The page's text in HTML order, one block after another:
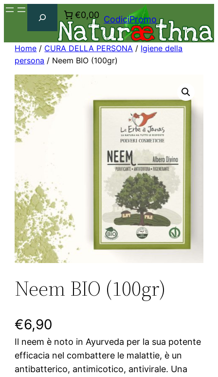
€0,00 CodiciPromo
Home / CURA DELLA PERSONA / Igiene della
persona / Neem BIO (100gr)
Neem BIO (100gr)
€6,90
Il neem è noto in Ayurveda per la sua potente
efficacia nel combattere le malattie, è un
antibatterico, antimicotico, antivirale. Una